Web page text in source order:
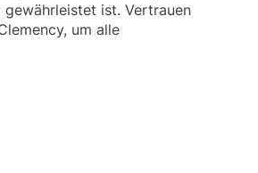
ist. Vertrauen
um alle